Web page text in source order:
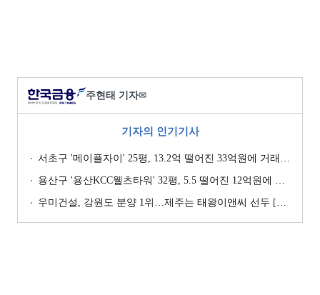
주현태 기자✉
기자의 인기기사
서초구 '메이플자이' 25평, 13.2억 떨어진 33억원에 거래 [일일 하락가]
용산구 '용산KCC웰츠타워' 32평, 5.5 떨어진 12억원에 거래 [일일 하락가]
우미건설, 강원도 분양 1위…제주는 태왕이앤씨 선두 [이 지역 분양왕-강원·제주]